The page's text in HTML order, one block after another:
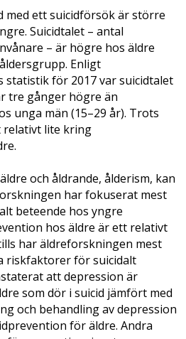
med ett suicidförsök är större
Suicidtalet – antal
– är högre hos äldre
Enligt
statistik för 2017 var suicidtalet
tre gånger högre än
unga män (15–29 år). Trots
relativt lite kring
och åldrande, ålderism, kan
har fokuserat mest
beteende hos yngre
hos äldre är ett relativt
har äldreforskningen mest
riskfaktorer för suicidalt
att depression är
som dör i suicid jämfört med
och behandling av depression
för äldre. Andra